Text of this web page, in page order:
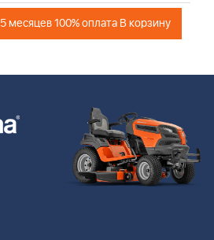
месяцев 100% оплата В корзину